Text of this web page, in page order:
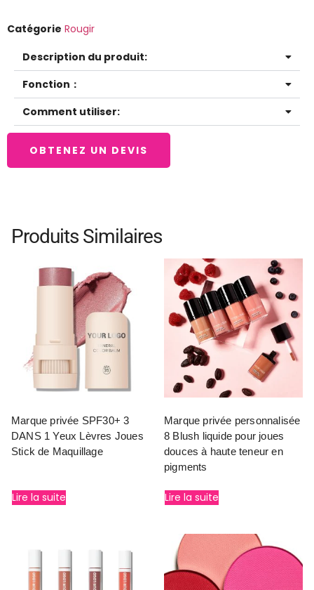
Catégorie Rougir
Description du produit:
Fonction：
Comment utiliser:
OBTENEZ UN DEVIS
Produits Similaires
Marque privée SPF30+ 3
DANS 1 Yeux Lèvres Joues
Stick de Maquillage
Lire la suite
Marque privée personnalisée
8 Blush liquide pour joues
douces à haute teneur en
pigments
Lire la suite